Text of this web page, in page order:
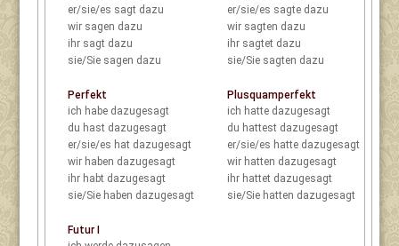
er/sie/es sagt dazu
wir sagen dazu
ihr sagt dazu
sie/Sie sagen dazu
er/sie/es sagte dazu
wir sagten dazu
ihr sagtet dazu
sie/Sie sagten dazu
Perfekt
ich habe dazugesagt
du hast dazugesagt
er/sie/es hat dazugesagt
wir haben dazugesagt
ihr habt dazugesagt
sie/Sie haben dazugesagt
Plusquamperfekt
ich hatte dazugesagt
du hattest dazugesagt
er/sie/es hatte dazugesagt
wir hatten dazugesagt
ihr hattet dazugesagt
sie/Sie hatten dazugesagt
Futur I